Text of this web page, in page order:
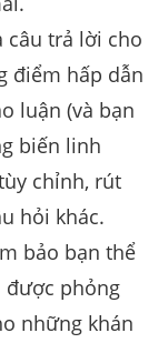
câu trả lời cho
điểm hấp dẫn
luận (và bạn
biến linh
chỉnh, rút
hỏi khác.
bảo bạn thể
phỏng
những khán